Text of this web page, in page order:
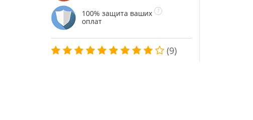
100% защита ваших
оплат
(9)